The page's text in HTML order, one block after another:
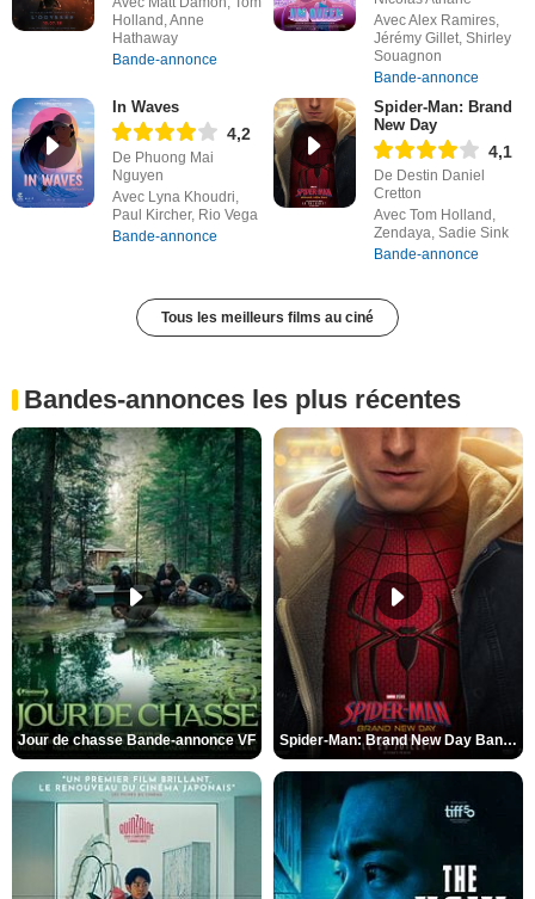
Holland, Anne
Hathaway
Bande-annonce
Avec Alex Ramires,
Jérémy Gillet, Shirley
Souagnon
Bande-annonce
In Waves
4,2
De Phuong Mai
Nguyen
Avec Lyna Khoudri,
Paul Kircher, Rio Vega
Bande-annonce
Spider-Man: Brand
New Day
4,1
De Destin Daniel
Cretton
Avec Tom Holland,
Zendaya, Sadie Sink
Bande-annonce
Tous les meilleurs films au ciné
Bandes-annonces les plus récentes
Jour de chasse Bande-annonce VF Spider-Man: Brand New Day Bande-annonce (3) VO STFR